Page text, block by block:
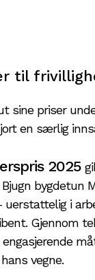
til
sine priser
en særlig
2025
bygdetun
i
Gjennom
vegne.